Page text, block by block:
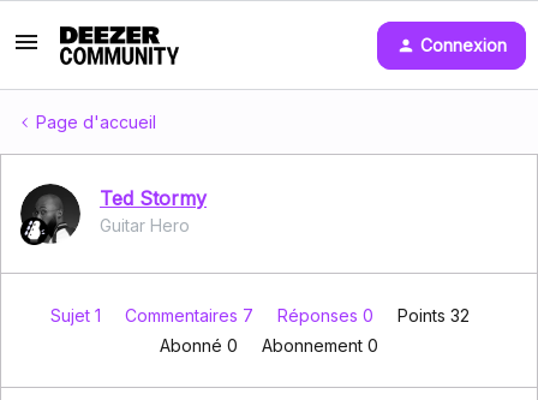
Connexion
Page d'accueil
Ted Stormy
Guitar Hero
Sujet 1 Commentaires 7 Réponses 0
Points 32
Abonné 0 Abonnement 0